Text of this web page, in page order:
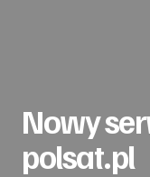
Nowy
polsat.pl